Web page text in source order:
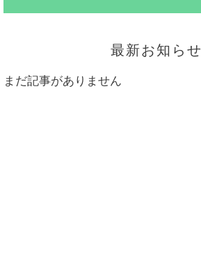
最新お知らせ
まだ記事がありません